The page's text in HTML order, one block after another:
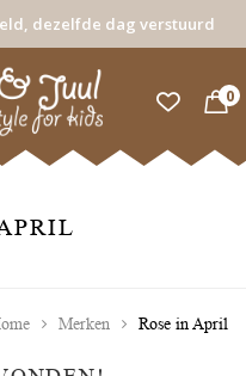
dezelfde dag verstuurd
0
Merken Rose in April